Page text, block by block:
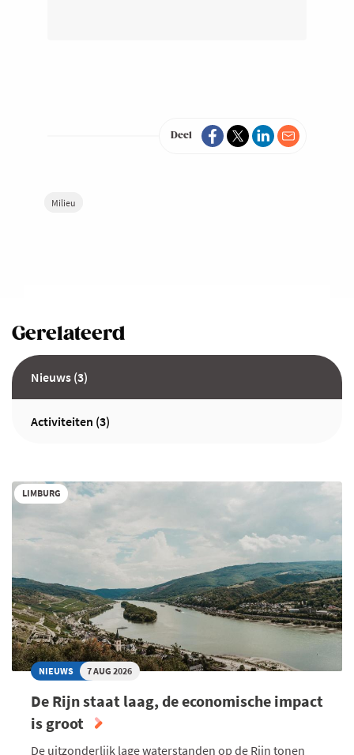
HOE
KAN
Deel
Milieu
Gerelateerd
Nieuws (3)
Activiteiten (3)
LIMBURG
NIEUWS 7 AUG 2026
De Rijn staat laag, de economische impact
is groot
De uitzonderlijk lage waterstanden op de Rijn tonen